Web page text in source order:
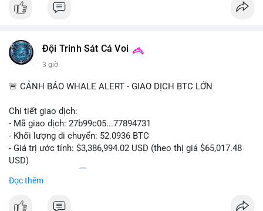
#vlikevn #titanbot
Đội Trinh Sát Cá Voi
3 giờ
🚨 CẢNH BÁO WHALE ALERT - GIAO DỊCH BTC LỚN
Chi tiết giao dịch:
- Mã giao dịch: 27b99c05...77894731
- Khối lượng di chuyển: 52.0936 BTC
- Giá trị ước tính: $3,386,994.02 USD (theo thị giá $65,017.48
USD)
- Thời gian: 10:20
Nhận định phân tích hành vi của Cá voi dựa trên giao dịch này:
Đọc thêm